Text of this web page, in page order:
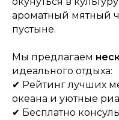
ароматный мятный
пустыне.
Мы предлагаем
идеального отдыха:
✔ Рейтинг лучших
океана и уютные
✔ Бесплатно